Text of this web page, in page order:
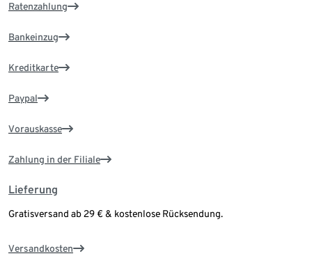
Ratenzahlung
Bankeinzug
Kreditkarte
Paypal
Vorauskasse
Zahlung in der Filiale
Lieferung
Gratisversand ab 29 € & kostenlose Rücksendung.
Versandkosten